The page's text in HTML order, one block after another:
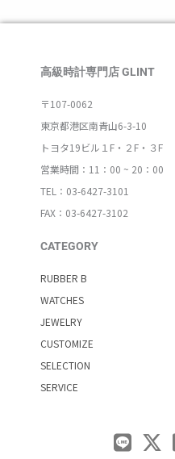
高級時計専門店 GLINT
〒107-0062
東京都港区南青山6-3-10
トヨタ19ビル１F・２F・３F
営業時間：11：00 ~ 20：00
TEL：03-6427-3101
FAX：03-6427-3102
CATEGORY
RUBBER B
WATCHES
JEWELRY
CUSTOMIZE
SELECTION
SERVICE